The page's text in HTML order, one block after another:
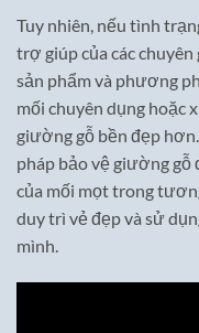
Tuy nhiên, nếu tình
trợ giúp của các
sản phẩm và phương
mối chuyên dụng hoặc
giường gỗ bền đẹp
pháp bảo vệ giường gỗ
của mối mọt trong
duy trì vẻ đẹp và sử
mình.